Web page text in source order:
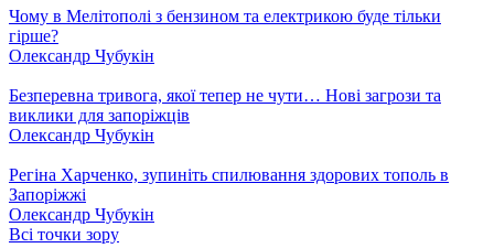
Чому в Мелітополі з бензином та електрикою буде тільки
гірше?
Олександр Чубукін
Безперевна тривога, якої тепер не чути… Нові загрози та
виклики для запоріжців
Олександр Чубукін
Регіна Харченко, зупиніть спилювання здорових тополь в
Запоріжжі
Олександр Чубукін
Всі точки зору